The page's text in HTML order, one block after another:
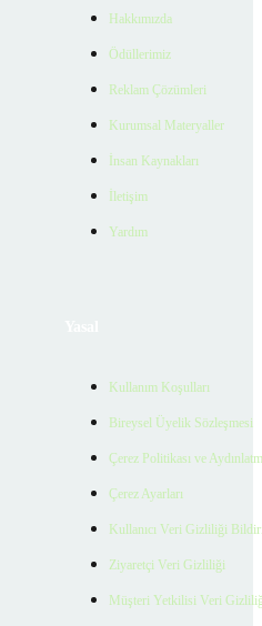
Hakkımızda
Ödüllerimiz
Reklam Çözümleri
Kurumsal Materyaller
İnsan Kaynakları
İletişim
Yardım
Kullanım Koşulları
Bireysel Üyelik Sözleşmesi
Çerez Politikası ve
Çerez Ayarları
Kullanıcı Veri Gizliliği
Ziyaretçi Veri Gizliliği
Müşteri Yetkilisi Veri